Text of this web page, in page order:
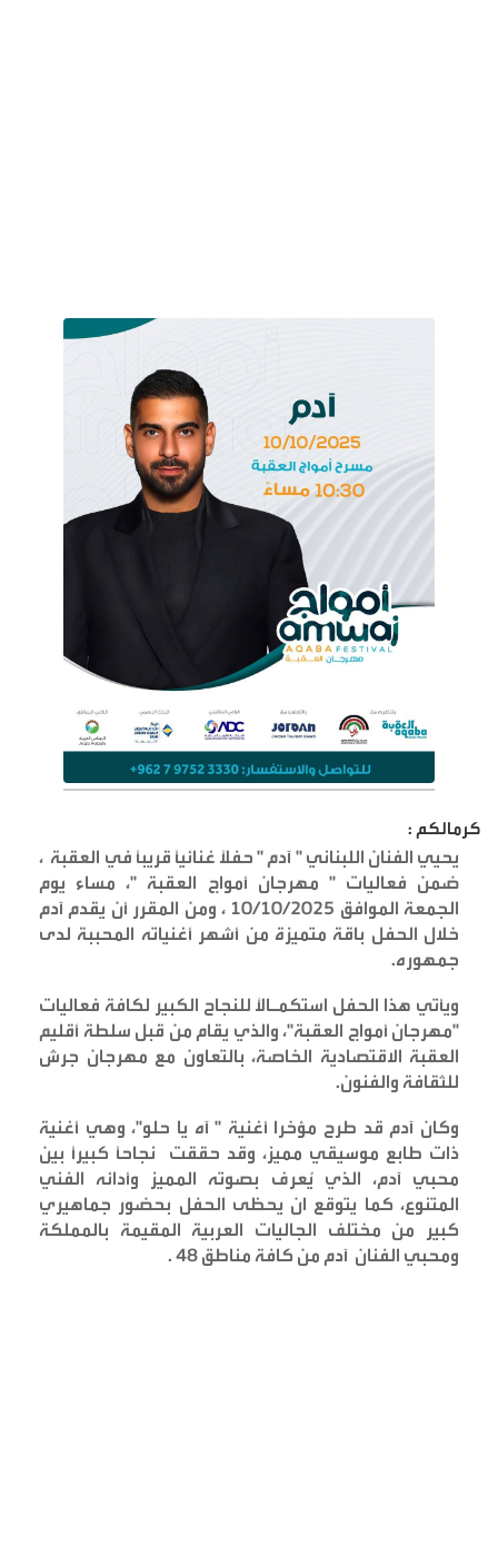
كرمالكم :
يحيي الفنان اللبناني " آدم " حفلاً غنائيًا قريباً في العقبة ،
ضمن فعاليات " مهرجان أمواج العقبة "، مساء يوم
الجمعة الموافق 10/10/2025 ، ومن المقرر أن يقدم آدم
خلال الحفل باقة متميزة من أشهر أغنياته المحببة لدى
جمهوره.
ويأتي هذا الحفل استكمـالاً للنجاح الكبير لكافة فعاليات
"مهرجان أمواج العقبة"، والذي يقام من قبل سلطة أقليم
العقبة الاقتصادية الخاصة، بالتعاون مع مهرجان جرش
للثقافة والفنون.
وكان آدم قد طرح مؤخرا أغنية " آه يا حلو"، وهي أغنية
ذات طابع موسيقي مميز، وقد حققت نجاحًا كبيرًا بين
محبي آدم، الذي يُعرف بصوته المميز وأدائه الفني
المتنوع، كما يتوقع ان يحظى الحفل بحضور جماهيري
كبير من مختلف الجاليات العربية المقيمة بالمملكة
ومحبي الفنان آدم من كافة مناطق 48
.